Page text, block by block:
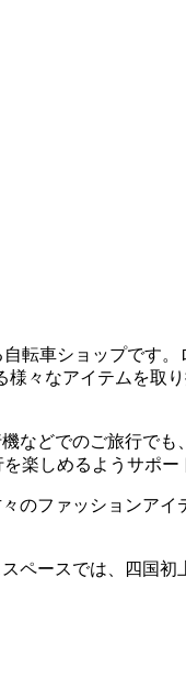
転車ショップです
々なアイテムを取
などでのご旅行で
楽しめるようサポー
のファッションア
ースでは、四国初